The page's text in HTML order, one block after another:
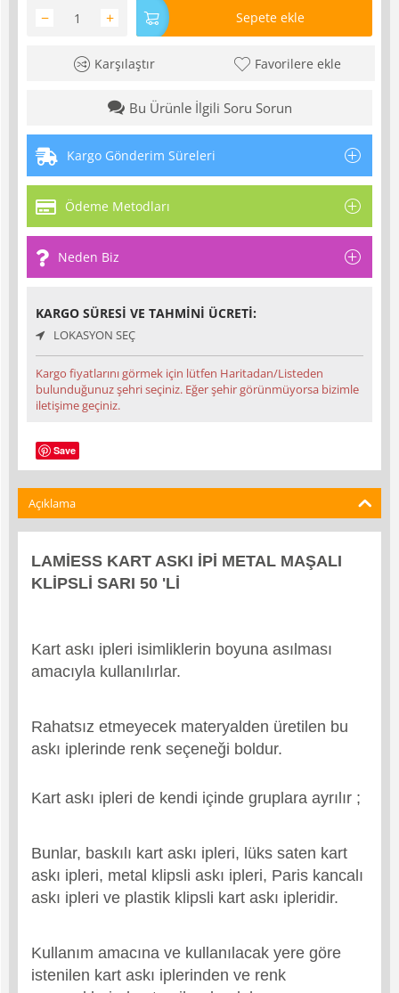
+
− Sepete ekle
Karşılaştır Favorilere ekle
Bu Ürünle İlgili Soru Sorun
Kargo Gönderim Süreleri
Ödeme Metodları
Neden Biz
KARGO SÜRESI VE TAHMINI ÜCRETI:
LOKASYON SEÇ
Kargo fiyatlarını görmek için lütfen Haritadan/Listeden
bulunduğunuz şehri seçiniz. Eğer şehir görünmüyorsa bizimle
iletişime geçiniz.
Save
Açıklama
LAMİESS KART ASKI İPİ METAL MAŞALI
KLİPSLİ SARI 50 'Lİ
Kart askı ipleri isimliklerin boyuna asılması
amacıyla kullanılırlar.
Rahatsız etmeyecek materyalden üretilen bu
askı iplerinde renk seçeneği boldur.
Kart askı ipleri de kendi içinde gruplara ayrılır ;
Bunlar, baskılı kart askı ipleri, lüks saten kart
askı ipleri, metal klipsli askı ipleri, Paris kancalı
askı ipleri ve plastik klipsli kart askı ipleridir.
Kullanım amacına ve kullanılacak yere göre
istenilen kart askı iplerinden ve renk